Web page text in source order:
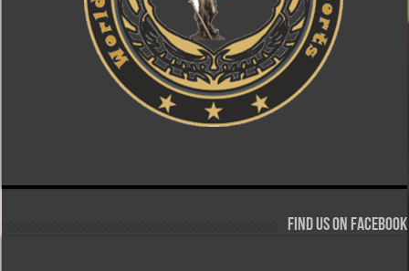
Find us on Facebook